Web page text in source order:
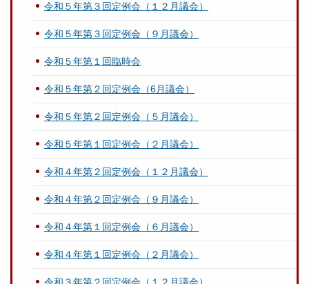
令和５年第３回定例会（１２月議会）
令和５年第３回定例会（９月議会）
令和５年第１回臨時会
令和５年第２回定例会（6月議会）
令和５年第２回定例会（５月議会）
令和５年第１回定例会（２月議会）
令和４年第２回定例会（１２月議会）
令和４年第２回定例会（９月議会）
令和４年第１回定例会（６月議会）
令和４年第１回定例会（２月議会）